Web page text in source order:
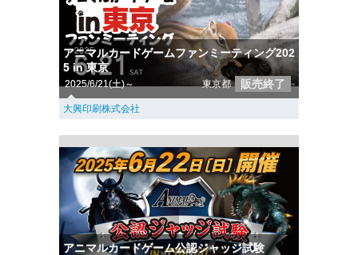
アニマルカードゲームファンミーティング202
5 in 東京
2025/6/21(土)～ 東京都 販売終了
大興印刷株式会社
アニマルカードゲーム公認ジャッジ試験